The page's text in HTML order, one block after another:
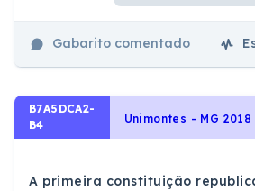
Gabarito comentado
B7A5DCA2-
B4
A primeira constituição